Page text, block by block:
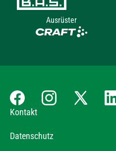
Ausrüster
Kontakt
Datenschutz